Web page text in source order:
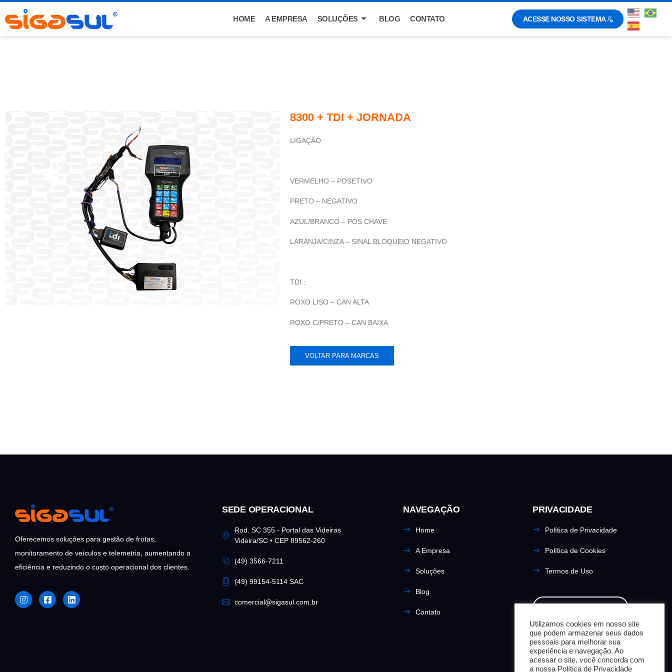
HOME A EMPRESA SOLUÇÕES BLOG CONTATO ACESSE NOSSO SISTEMA
8300 + TDI + JORNADA
LIGAÇÃO :
VERMELHO – POSETIVO
PRETO – NEGATIVO
AZUL/BRANCO – PÓS CHAVE
LARANJA/CINZA – SINAL BLOQUEIO NEGATIVO
TDI :
ROXO LISO – CAN ALTA
ROXO C/PRETO – CAN BAIXA
VOLTAR PARA MARCAS
Oferecemos soluções para gestão de frotas,
monitoramento de veículos e telemetria, aumentando a
eficiência e reduzindo o custo operacional dos clientes.
SEDE OPERACIONAL
Rod. SC 355 - Portal das Videiras
Videira/SC • CEP 89562-260
(49) 3566-7211
(49) 99154-5114 SAC
comercial@sigasul.com.br
NAVEGAÇÃO
Home
A Empresa
Soluções
Blog
Contato
PRIVACIDADE
Política de Privacidade
Política de Cookies
Termos de Uso
ACESSE NOSSO SISTEMA
Utilizamos cookies em nosso site
que podem armazenar seus dados
pessoais para melhorar sua
experiência e navegação. Ao
acessar o site, você concorda com
a nossa Política de Privacidade